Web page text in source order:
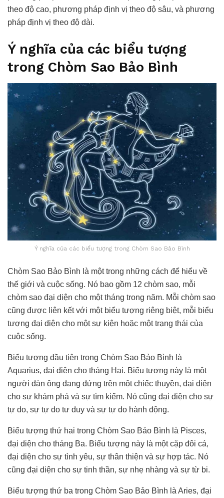
theo độ cao, phương pháp định vị theo độ sâu, và phương
pháp định vị theo độ dài.
Ý nghĩa của các biểu tượng
trong Chòm Sao Bảo Bình
Ý nghĩa của các biểu tượng trong Chòm Sao Bảo Bình
Chòm Sao Bảo Bình là một trong những cách để hiểu về
thế giới và cuộc sống. Nó bao gồm 12 chòm sao, mỗi
chòm sao đại diện cho một tháng trong năm. Mỗi chòm sao
cũng được liên kết với một biểu tượng riêng biệt, mỗi biểu
tượng đại diện cho một sự kiện hoặc một trạng thái của
cuộc sống.
Biểu tượng đầu tiên trong Chòm Sao Bảo Bình là
Aquarius, đại diện cho tháng Hai. Biểu tượng này là một
người đàn ông đang đứng trên một chiếc thuyền, đại diện
cho sự khám phá và sự tìm kiếm. Nó cũng đại diện cho sự
tự do, sự tự do tư duy và sự tự do hành động.
Biểu tượng thứ hai trong Chòm Sao Bảo Bình là Pisces,
đại diện cho tháng Ba. Biểu tượng này là một cặp đôi cá,
đại diện cho sự tình yêu, sự thân thiện và sự hợp tác. Nó
cũng đại diện cho sự tinh thần, sự nhẹ nhàng và sự từ bi.
Biểu tượng thứ ba trong Chòm Sao Bảo Bình là Aries, đại